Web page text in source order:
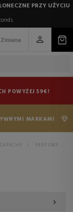
PRZY UŻYCIU
Zmiana
POWYŻEJ 59€!
MARKAMI
> PERFUMY LETNIE